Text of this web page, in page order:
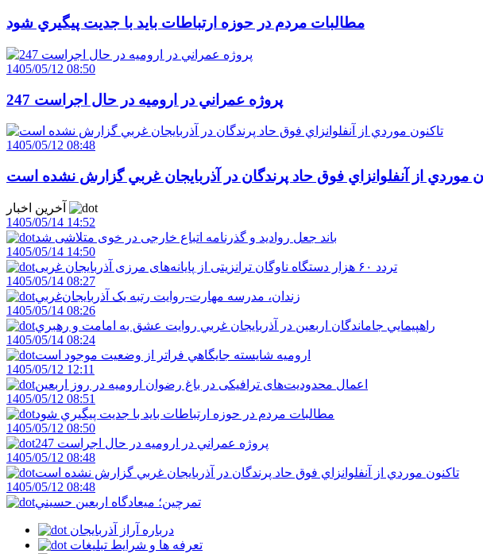
مطالبات مردم در حوزه ارتباطات بايد با جديت پيگيري شود
1405/05/12 08:50
247 پروژه عمراني در اروميه در حال اجراست
1405/05/12 08:48
موردي از آنفلوانزاي فوق حاد پرندگان در آذربايجان غربي گزارش نشده است
1405/05/14 14:52
باند جعل روادید و گذرنامه اتباع خارجی در خوی متلاشی شد
1405/05/14 14:50
تردد ۶۰ هزار دستگاه ناوگان ترانزیتی از پایانه‌های مرزی آذربایجان ‌غربی
1405/05/14 08:27
زندان، مدرسه مهارت-روايت رتبه يک آذربايجان‌غربي
1405/05/14 08:26
راهپيمايي جاماندگان اربعين در آذربايجان غربي روايت عشق به امامت و رهبري
1405/05/14 08:24
اروميه شايسته جايگاهي فراتر از وضعيت موجود است
1405/05/12 12:11
اعمال محدودیت‌های ترافیکی در باغ رضوان ارومیه در روز اربعین
1405/05/12 08:51
مطالبات مردم در حوزه ارتباطات بايد با جديت پيگيري شود
1405/05/12 08:50
247 پروژه عمراني در اروميه در حال اجراست
1405/05/12 08:48
تاکنون موردي از آنفلوانزاي فوق حاد پرندگان در آذربايجان غربي گزارش نشده است
1405/05/12 08:48
تمرچين؛ ميعادگاه اربعين حسيني
درباره آراز آذربایجان
تعرفه ها و شرایط تبلیغات